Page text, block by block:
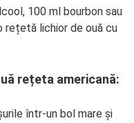
100 ml bourbon sau
rețetă lichior de ouă cu
rețeta americană:
într-un bol mare și